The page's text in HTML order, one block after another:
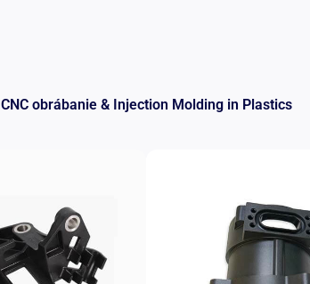
CNC obrábanie & Injection Molding in Plastics